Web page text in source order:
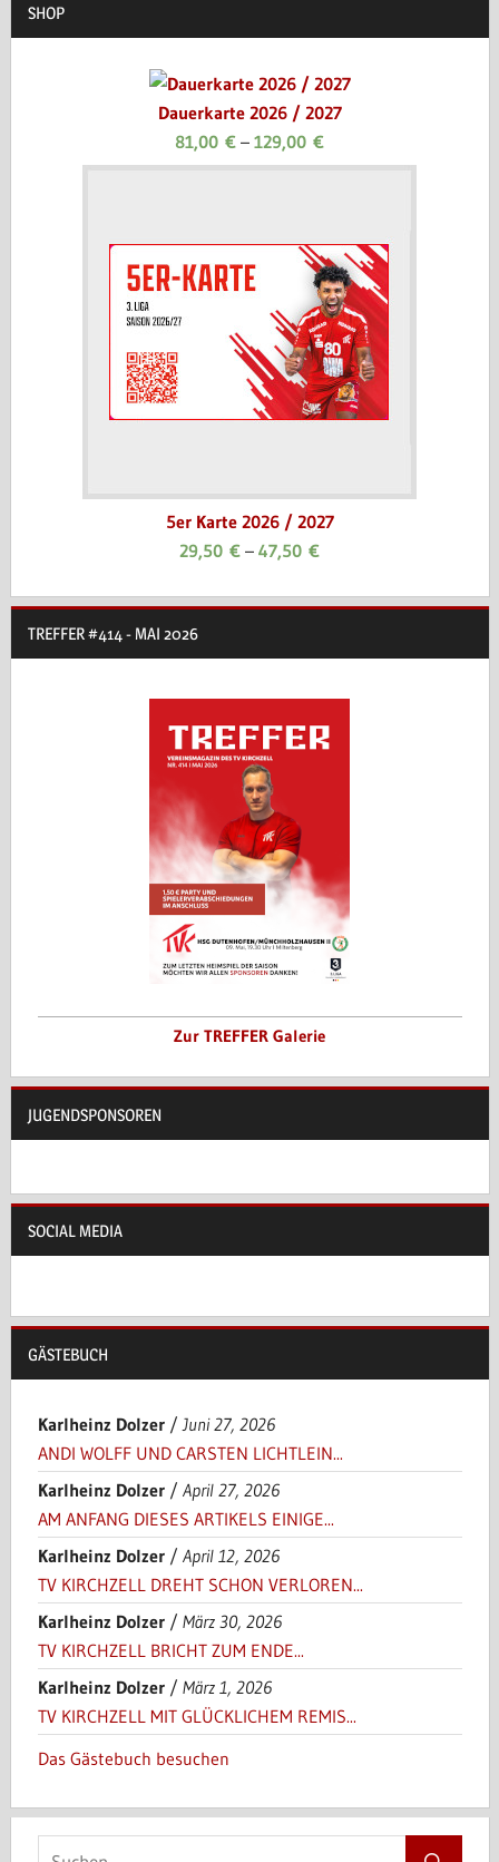
SHOP
Dauerkarte 2026 / 2027
81,00 € – 129,00 €
5er Karte 2026 / 2027
29,50 € – 47,50 €
TREFFER #414 - MAI 2026
Zur TREFFER Galerie
JUGENDSPONSOREN
SOCIAL MEDIA
GÄSTEBUCH
Karlheinz Dolzer/ Juni 27, 2026
ANDI WOLFF UND CARSTEN LICHTLEIN...
Karlheinz Dolzer/ April 27, 2026
AM ANFANG DIESES ARTIKELS EINIGE...
Karlheinz Dolzer/ April 12, 2026
TV KIRCHZELL DREHT SCHON VERLOREN...
Karlheinz Dolzer/ März 30, 2026
TV KIRCHZELL BRICHT ZUM ENDE...
Karlheinz Dolzer/ März 1, 2026
TV KIRCHZELL MIT GLÜCKLICHEM REMIS...
Das Gästebuch besuchen